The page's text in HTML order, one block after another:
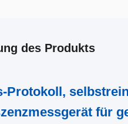
des Produkts
Protokoll,
für